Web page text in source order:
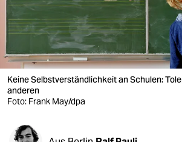
wahrheit
verlag
verlag
veranstaltungen
Keine Selbstverständlichkeit an Schulen:
anderen
Foto: Frank May/dpa